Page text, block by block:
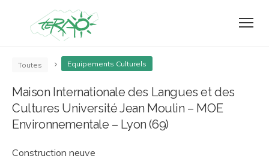
Toutes Equipements Culturels
Maison Internationale des Langues et des
Cultures Université Jean Moulin – MOE
Environnementale – Lyon (69)
Construction neuve